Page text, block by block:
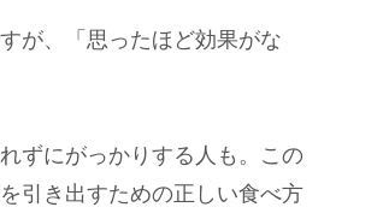
が、「思ったほど効果がな
ずにがっかりする人も。この
引き出すための正しい食べ方